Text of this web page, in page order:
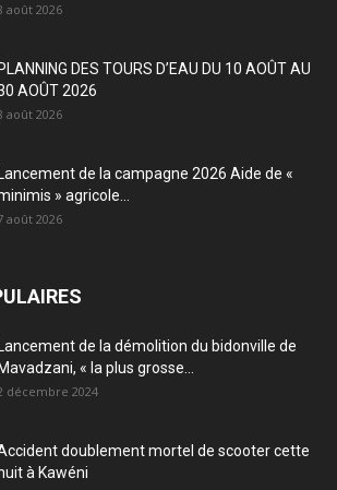
août 2026
PLANNING DES TOURS D’EAU DU 10 AOÛT AU
AOÛT 2026
août 2026
Lancement de la campagne 2026 Aide de «
» agricole...
août 2026
Lancement de la démolition du bidonville de
Mavadzani, « la plus grosse...
décembre 2024
doublement mortel de scooter cette
à Kawéni